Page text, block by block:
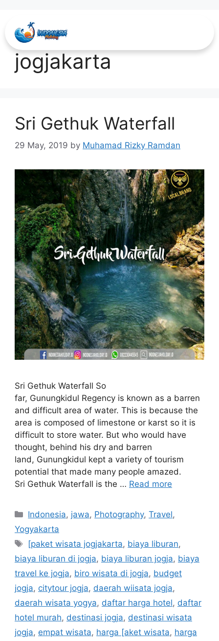
wisata murah
jogjakarta
Sri Gethuk Waterfall
29 May, 2019 by Muhamad Rizky Ramdan
Sri Gethuk Waterfall So
far, Gunungkidul Regency is known as a barren
and difficult area of ​​water. This is because the
area is composed of limestone or karst so it is
difficult to store water. But who would have
thought, behind his dry and barren
land, Gunungkidul kept a variety of tourism
potential that made many people amazed.
Sri Gethuk Waterfall is the … Read more
Indonesia, jawa, Photography,Travel,
Yogyakarta
[paket wisata jogjakarta, biaya liburan,
biaya liburan di jogja, biaya liburan jogja, biaya
travel ke jogja, biro wisata di jogja, budget
jogja, citytour jogja, daerah wiisata jogja,
daerah wisata yogya, daftar harga hotel, daftar
hotel murah, destinasi jogja, destinasi wisata
jogja, empat wisata, harga [aket wisata, harga